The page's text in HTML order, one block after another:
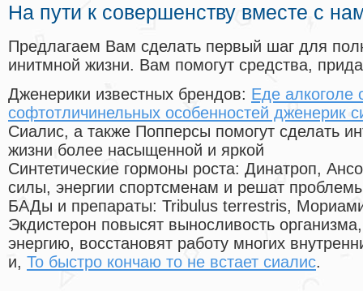
На пути к совершенству вместе с
Предлагаем Вам сделать первый шаг для
инитмной жизни. Вам помогут средства,
Дженерики известных брендов: Еде алкоголе
софтотличинельных особенностей дженерик
Сиалис, а также Попперсы помогут сделать
жизни более насыщенной и яркой
Синтетические гормоны роста: Динатроп,
силы, энергии спортсменам и решат
БАДы и препараты: Tribulus terrestris,
Экдистерон повысят выносливость
энергию, восстановят работу многих
и, То быстро кончаю то не встает сиалис.